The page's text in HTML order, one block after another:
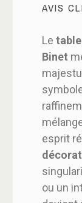
AVIS
Le
Binet
esprit
ou un